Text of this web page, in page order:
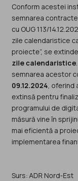
Conform acestei
semnarea
cu OUG 113/
zile calendaristice
proiecte”, se
zile calendaristice
semnarea acestor
09.12.2024, oferind
extinsă pentru
programului de
măsură vine în
mai eficientă a
implementarea
Surs: ADR Nord-Est